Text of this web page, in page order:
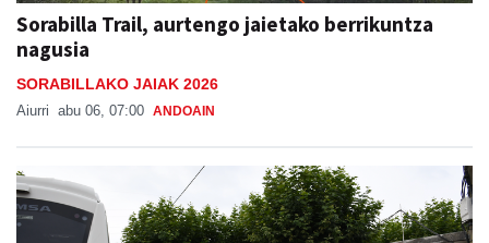
Sorabilla Trail, aurtengo jaietako berrikuntza
nagusia
SORABILLAKO JAIAK 2026
Aiurri abu 06, 07:00 ANDOAIN